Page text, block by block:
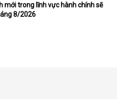
mới trong lĩnh vực hành chính sẽ
8/2026